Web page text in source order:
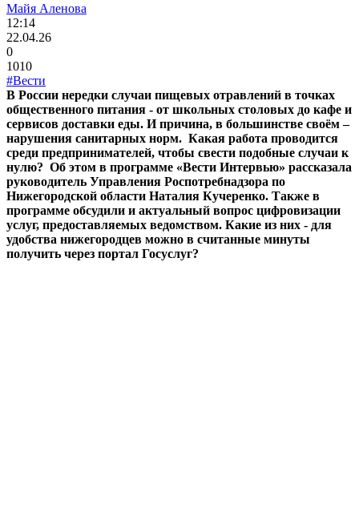
Майя Аленова
12:14
22.04.26
0
1010
#Вести
В России нередки случаи пищевых отравлений в точках
общественного питания - от школьных столовых до кафе и
сервисов доставки еды. И причина, в большинстве своём –
нарушения санитарных норм. Какая работа проводится
среди предпринимателей, чтобы свести подобные случаи к
нулю? Об этом в программе «Вести Интервью» рассказала
руководитель Управления Роспотребнадзора по
Нижегородской области Наталия Кучеренко. Также в
программе обсудили и актуальный вопрос цифровизации
услуг, предоставляемых ведомством. Какие из них - для
удобства нижегородцев можно в считанные минуты
получить через портал Госуслуг?